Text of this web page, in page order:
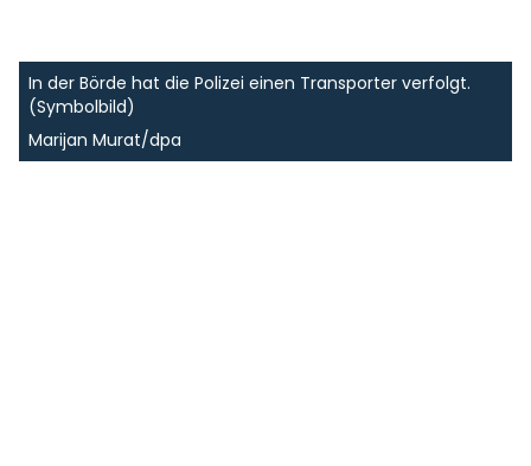
In der Börde hat die Polizei einen Transporter verfolgt.
(Symbolbild)
Marijan Murat/dpa